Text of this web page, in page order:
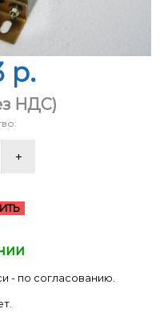
p.
НДС)
- по согласованию.